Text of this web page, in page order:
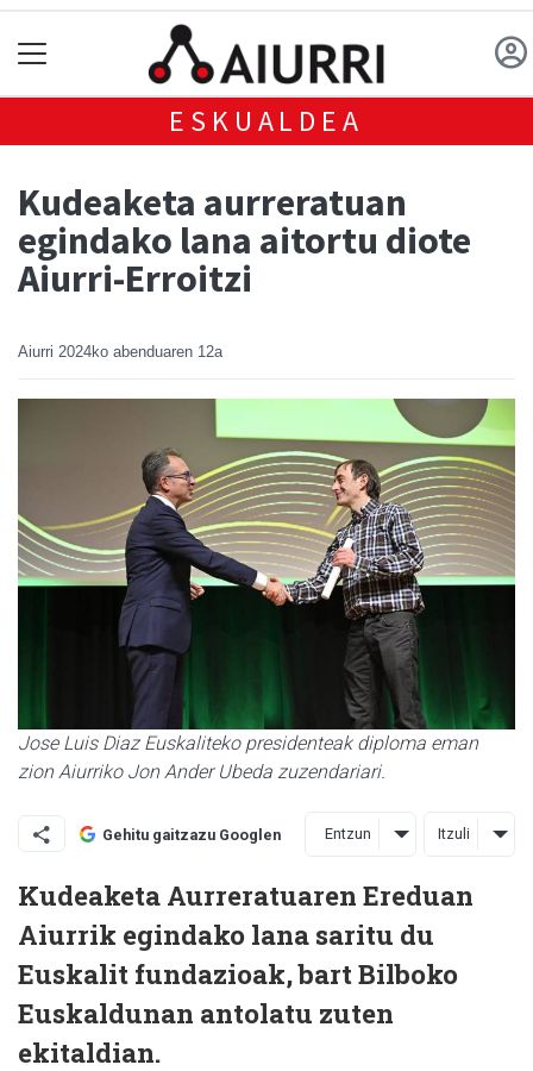
ESKUALDEA
Kudeaketa aurreratuan
egindako lana aitortu diote
Aiurri-Erroitzi
Aiurri 2024ko abenduaren 12a
Jose Luis Diaz Euskaliteko presidenteak diploma eman
zion Aiurriko Jon Ander Ubeda zuzendariari.
Gehitu gaitzazu Googlen Entzun Itzuli
Kudeaketa Aurreratuaren Ereduan
Aiurrik egindako lana saritu du
Euskalit fundazioak, bart Bilboko
Euskaldunan antolatu zuten
ekitaldian.